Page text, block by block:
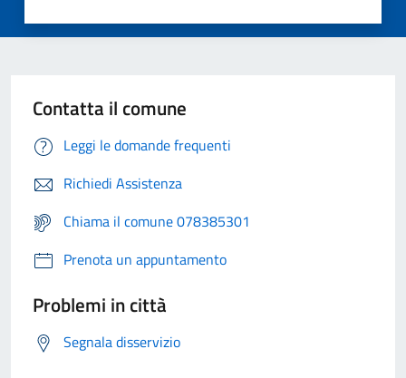
Contatta il comune
Leggi le domande frequenti
Richiedi Assistenza
Chiama il comune 078385301
Prenota un appuntamento
Problemi in città
Segnala disservizio